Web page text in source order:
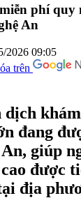
phí quy
An
2026 09:05
trên
đang
giúp
được
địa